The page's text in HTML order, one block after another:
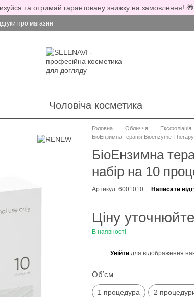
та отримай гарантовану знижку на замовлення! 🎁
про магазин
Чоловіча косметика
Головна Обличчя Ексфоліація
БіоЕнзимна терапія Bioenzyme
БіоЕнзимна
набір на 10
Артикул: 6001010 Написати
Ціну уточнюйте
В наявності
Увійти для відображення
Обʼєм
1 процедура 2